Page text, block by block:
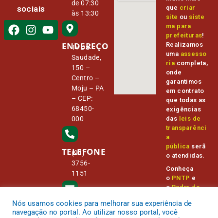
sociais
de 07:30
às 13:30
ENDEREÇO
Tv Da
Saudade,
150 –
Centro –
Moju – PA
– CEP:
68450-
000
TELEFONE
(91)
3756-
1151
E-MAIL
camara@
que criar
site ou siste
ma para
prefeituras!
Realizamos
uma assesso
ria completa,
onde
garantimos
em contrato
que todas as
exigências
das leis de
transparênci
a
pública serã
o atendidas.
Conheça
o PNTP e
oRadar da
ia Pública
Nós usamos cookies para melhorar sua experiência de
navegação no portal. Ao utilizar nosso portal, você